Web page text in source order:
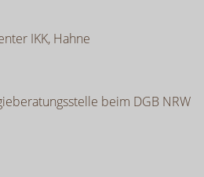
IKK, Hahne
beim DGB NRW